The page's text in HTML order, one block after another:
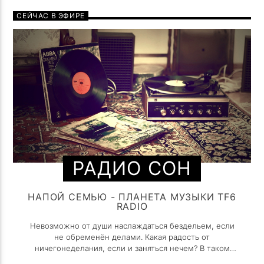
СЕЙЧАС В ЭФИРЕ
РАДИО СОН
НАПОЙ СЕМЬЮ - ПЛАНЕТА МУЗЫКИ TF6
RADIO
Невозможно от души наслаждаться бездельем, если
не обременён делами. Какая радость от
ничегонеделания, если и заняться нечем? В таком